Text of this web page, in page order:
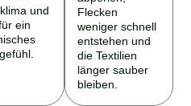
und
ein
Flecken
weniger schnell
entstehen und
die Textilien
länger sauber
bleiben.